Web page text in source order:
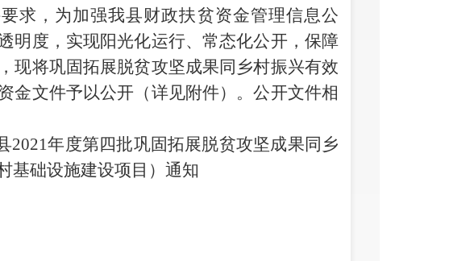
求，为加强我县财政扶贫资金管理信息公
明度，实现阳光化运行、常态化公开，保障
现将巩固拓展脱贫攻坚成果同乡村振兴有效
金文件予以公开（详见附件）。公开文件相
2021年度第四批巩固拓展脱贫攻坚成果同乡
基础设施建设项目）通知